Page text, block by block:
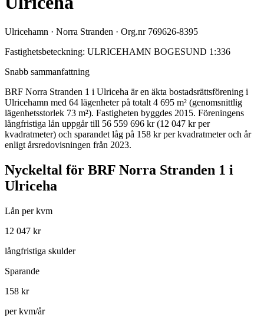
Ulricehamn · Norra Stranden · Org.nr 769626-8395
Fastighetsbeteckning: ULRICEHAMN BOGESUND 1:336
Snabb sammanfattning
BRF Norra Stranden 1 i Ulriceha är en äkta bostadsrättsförening i
Ulricehamn med 64 lägenheter på totalt 4 695 m² (genomsnittlig
lägenhetsstorlek 73 m²). Fastigheten byggdes 2015. Föreningens
långfristiga lån uppgår till 56 559 696 kr (12 047 kr per
kvadratmeter) och sparandet låg på 158 kr per kvadratmeter och år
enligt årsredovisningen från 2023.
Nyckeltal för BRF Norra Stranden 1 i
Ulriceha
Lån per kvm
12 047 kr
långfristiga skulder
Sparande
158 kr
per kvm/år